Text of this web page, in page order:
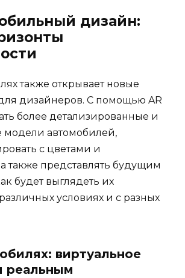
дизайн:
также открывает новые
дизайнеров. С помощью AR
более детализированные и
модели автомобилей,
с цветами и
также представлять будущим
будет выглядеть их
условиях и с разных
виртуальное
реальным